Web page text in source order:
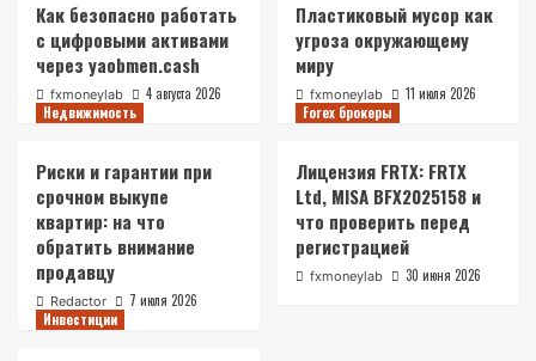
Как безопасно работать
с цифровыми активами
через yaobmen.cash
fxmoneylab 4 августа 2026
Пластиковый мусор как
угроза окружающему
миру
fxmoneylab
11 июля 2026
Недвижимость
Риски и гарантии при
срочном выкупе
квартир: на что
обратить внимание
продавцу
Redactor 7 июля 2026
Forex брокеры
Лицензия FRTX: FRTX
Ltd, MISA BFX2025158 и
что проверить перед
регистрацией
fxmoneylab 30 июня 2026
Инвестиции